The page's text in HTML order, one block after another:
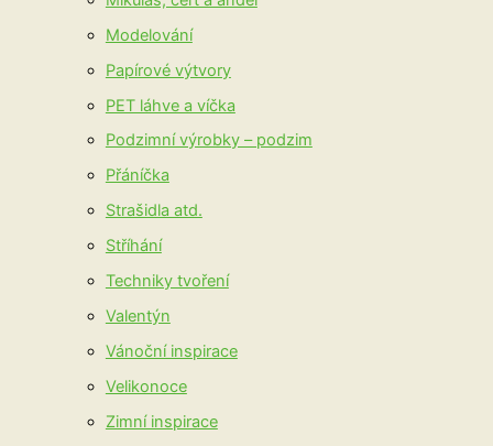
Modelování
Papírové výtvory
PET láhve a víčka
Podzimní výrobky – podzim
Přáníčka
Strašidla atd.
Stříhání
Techniky tvoření
Valentýn
Vánoční inspirace
Velikonoce
Zimní inspirace